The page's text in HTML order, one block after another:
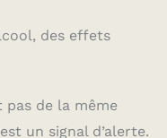
des effets
pas de la même
un signal d’alerte.